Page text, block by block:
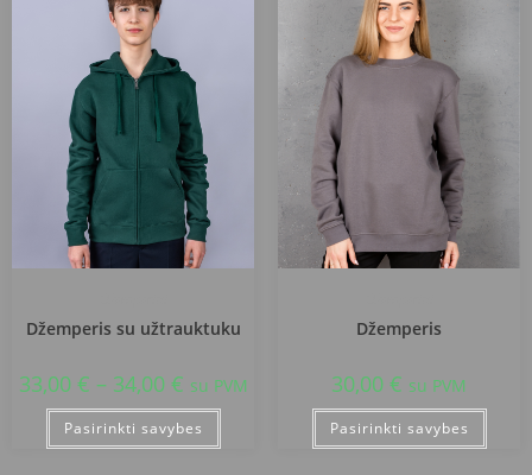
Džemperis su užtrauktuku
33,00 € – 34,00 € su PVM
Pasirinkti savybes
Džemperis
30,00 € su PVM
Pasirinkti savybes